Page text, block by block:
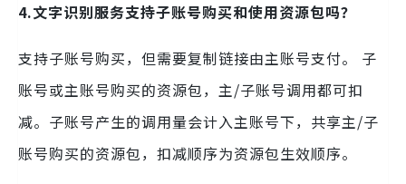
4.文字识别服务支持子账号购买和使用资源包吗？
支持子账号购买，但需要复制链接由主账号支付。 子
账号或主账号购买的资源包，主/子账号调用都可扣
减。子账号产生的调用量会计入主账号下，共享主/子
账号购买的资源包，扣减顺序为资源包生效顺序。